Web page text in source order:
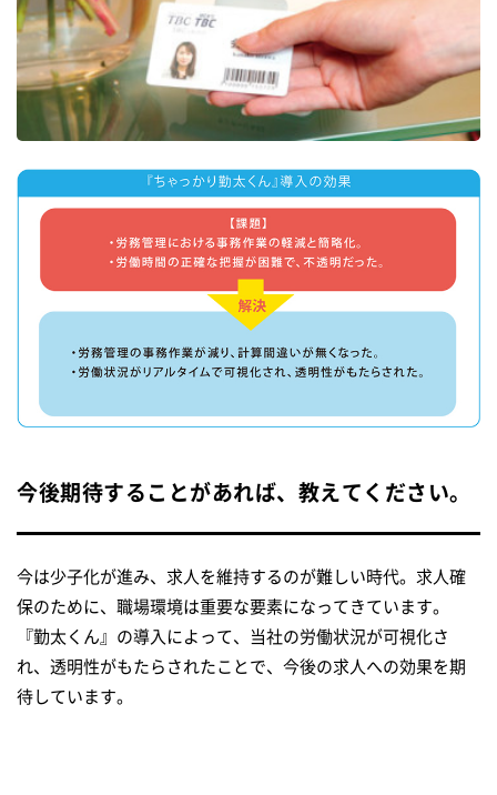
今後期待することがあれば、教えてください。
今は少子化が進み、求人を維持するのが難しい時代。求人確
保のために、職場環境は重要な要素になってきています。
『勤太くん』の導入によって、当社の労働状況が可視化さ
れ、透明性がもたらされたことで、今後の求人への効果を期
待しています。